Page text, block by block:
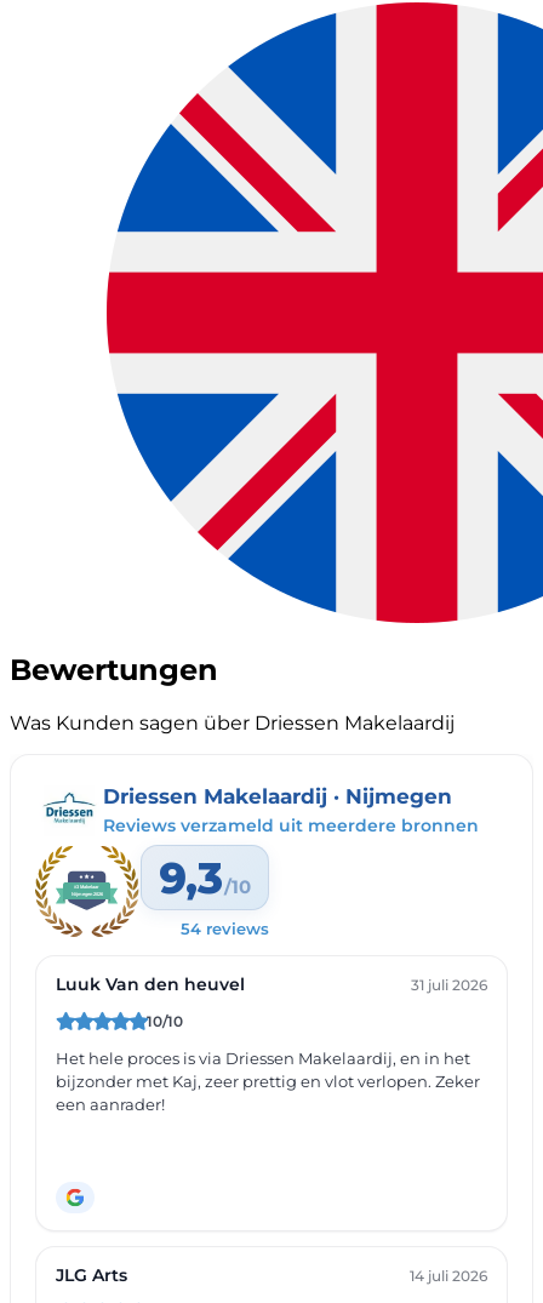
Bewertungen
Was Kunden sagen über Driessen Makelaardij